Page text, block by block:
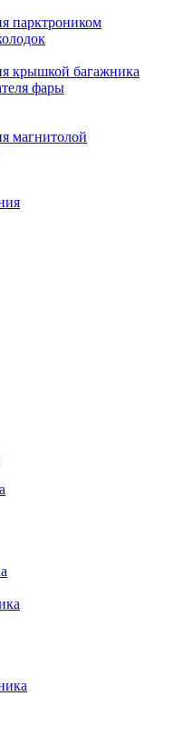
парктроником
крышкой багажника
фары
магнитолой